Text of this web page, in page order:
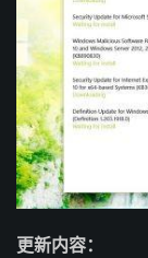
更新内容：